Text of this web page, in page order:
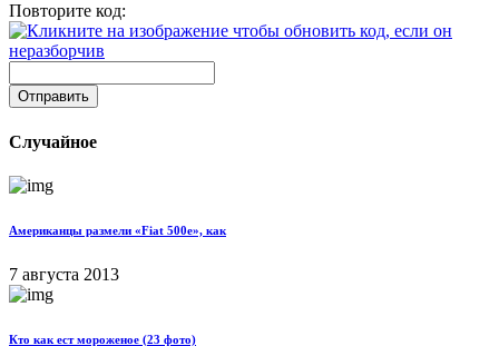
Повторите код:
Отправить
Случайное
Американцы размели «Fiat 500e», как
7 августа 2013
Кто как ест мороженое (23 фото)